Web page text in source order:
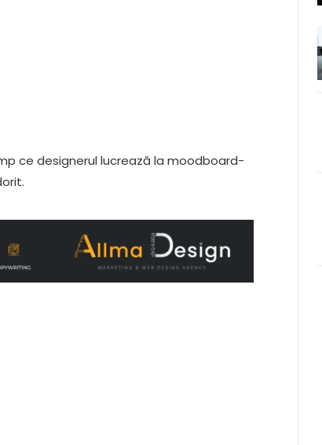
ce designerul lucrează la moodboard-